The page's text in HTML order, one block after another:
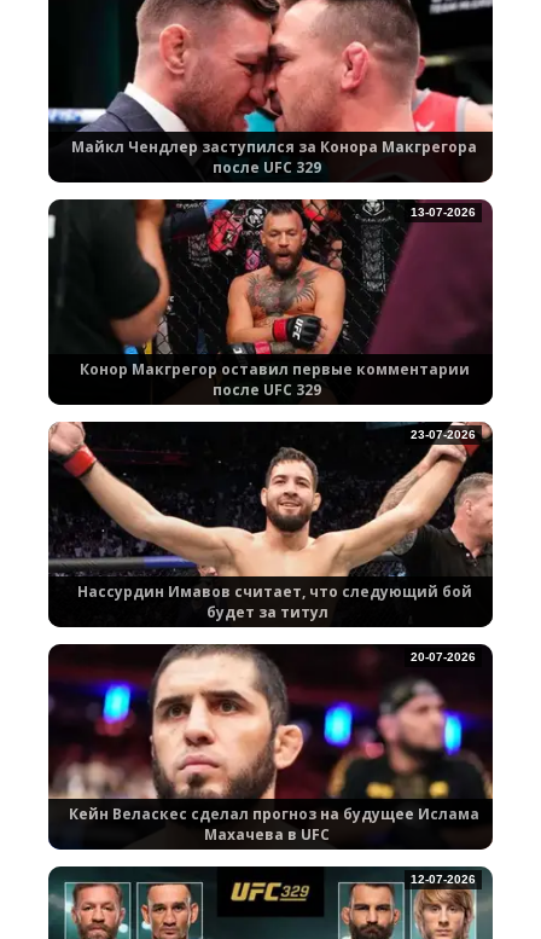
Майкл Чендлер заступился за Конора Макгрегора
после UFC 329
Конор Макгрегор оставил первые комментарии
после UFC 329
13-07-2026
Нассурдин Имавов считает, что следующий бой
будет за титул
23-07-2026
Кейн Веласкес сделал прогноз на будущее Ислама
Махачева в UFC
20-07-2026
12-07-2026